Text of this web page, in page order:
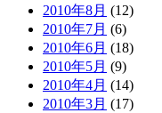
2010年8月 (12)
2010年7月 (6)
2010年6月 (18)
2010年5月 (9)
2010年4月 (14)
2010年3月 (17)